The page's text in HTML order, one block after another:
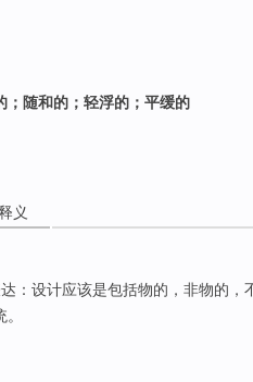
随和的；轻浮的；平缓的
义
：设计应该是包括物的，非物的，